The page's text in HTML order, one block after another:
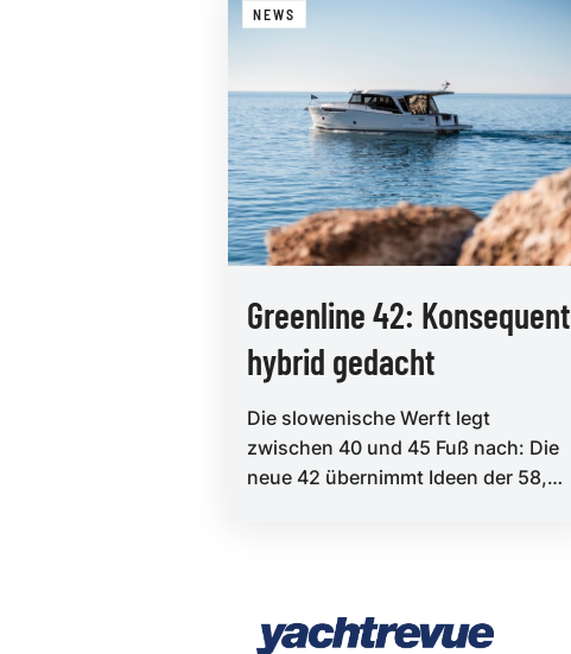
NEWS
Greenline 42: Konsequent
hybrid gedacht
Die slowenische Werft legt
zwischen 40 und 45 Fuß nach: Die
neue 42 übernimmt Ideen der 58,